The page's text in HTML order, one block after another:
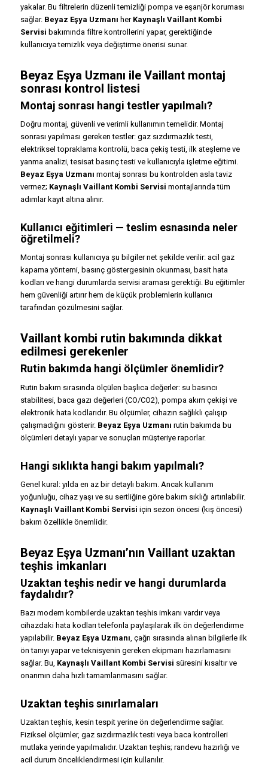
yakalar. Bu filtrelerin düzenli temizliği pompa ve eşanjör koruması
sağlar. Beyaz Eşya Uzmanı her Kaynaşlı Vaillant Kombi
Servisi bakımında filtre kontrollerini yapar, gerektiğinde
kullanıcıya temizlik veya değiştirme önerisi sunar.
Beyaz Eşya Uzmanı ile Vaillant montaj
sonrası kontrol listesi
Montaj sonrası hangi testler yapılmalı?
Doğru montaj, güvenli ve verimli kullanımın temelidir. Montaj
sonrası yapılması gereken testler: gaz sızdırmazlık testi,
elektriksel topraklama kontrolü, baca çekiş testi, ilk ateşleme ve
yanma analizi, tesisat basınç testi ve kullanıcıyla işletme eğitimi.
Beyaz Eşya Uzmanı montaj sonrası bu kontrolden asla taviz
vermez; Kaynaşlı Vaillant Kombi Servisi montajlarında tüm
adımlar kayıt altına alınır.
Kullanıcı eğitimleri — teslim esnasında neler
öğretilmeli?
Montaj sonrası kullanıcıya şu bilgiler net şekilde verilir: acil gaz
kapama yöntemi, basınç göstergesinin okunması, basit hata
kodları ve hangi durumlarda servisi araması gerektiği. Bu eğitimler
hem güvenliği artırır hem de küçük problemlerin kullanıcı
tarafından çözülmesini sağlar.
Vaillant kombi rutin bakımında dikkat
edilmesi gerekenler
Rutin bakımda hangi ölçümler önemlidir?
Rutin bakım sırasında ölçülen başlıca değerler: su basıncı
stabilitesi, baca gazı değerleri (CO/CO2), pompa akım çekişi ve
elektronik hata kodlarıdır. Bu ölçümler, cihazın sağlıklı çalışıp
çalışmadığını gösterir. Beyaz Eşya Uzmanı rutin bakımda bu
ölçümleri detaylı yapar ve sonuçları müşteriye raporlar.
Hangi sıklıkta hangi bakım yapılmalı?
Genel kural: yılda en az bir detaylı bakım. Ancak kullanım
yoğunluğu, cihaz yaşı ve su sertliğine göre bakım sıklığı artırılabilir.
Kaynaşlı Vaillant Kombi Servisi için sezon öncesi (kış öncesi)
bakım özellikle önemlidir.
Beyaz Eşya Uzmanı’nın Vaillant uzaktan
teşhis imkanları
Uzaktan teşhis nedir ve hangi durumlarda
faydalıdır?
Bazı modern kombilerde uzaktan teşhis imkanı vardır veya
cihazdaki hata kodları telefonla paylaşılarak ilk ön değerlendirme
yapılabilir. Beyaz Eşya Uzmanı , çağrı sırasında alınan bilgilerle ilk
ön tanıyı yapar ve teknisyenin gereken ekipmanı hazırlamasını
sağlar. Bu, Kaynaşlı Vaillant Kombi Servisi süresini kısaltır ve
onarımın daha hızlı tamamlanmasını sağlar.
Uzaktan teşhis sınırlamaları
Uzaktan teşhis, kesin tespit yerine ön değerlendirme sağlar.
Fiziksel ölçümler, gaz sızdırmazlık testi veya baca kontrolleri
mutlaka yerinde yapılmalıdır. Uzaktan teşhis; randevu hazırlığı ve
acil durum önceliklendirmesi için kullanılır.